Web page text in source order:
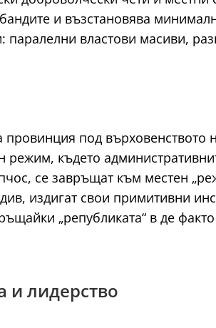
и възстановява
властови масиви,
под върховенството
режим, където
се завръщат към местен
издигат свои примитивни
„републиката“ в де
и лидерство